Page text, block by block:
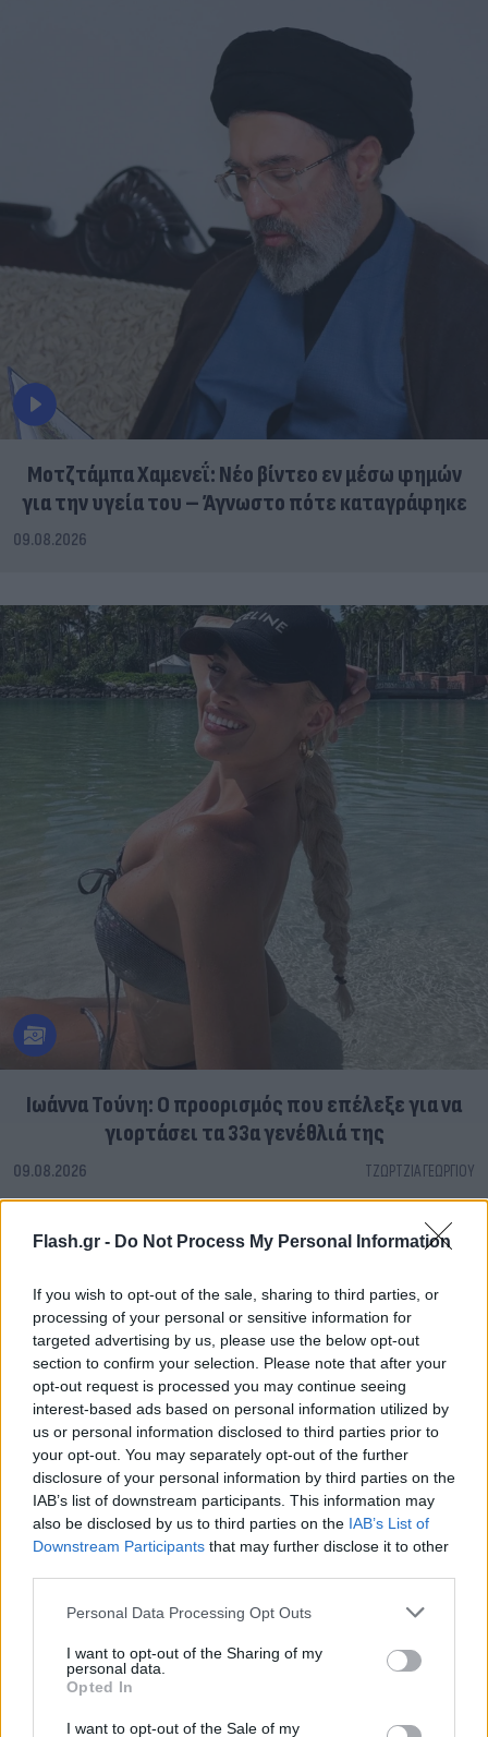
Flash.gr - Do Not Process My Personal Information
If you wish to opt-out of the sale, sharing to third parties, or
processing of your personal or sensitive information for
targeted advertising by us, please use the below opt-out
section to confirm your selection. Please note that after your
opt-out request is processed you may continue seeing
interest-based ads based on personal information utilized by
us or personal information disclosed to third parties prior to
your opt-out. You may separately opt-out of the further
disclosure of your personal information by third parties on the
IAB’s list of downstream participants. This information may
also be disclosed by us to third parties on the IAB’s List of
Downstream Participants that may further disclose it to other
Please note that this website/app uses one or more Google
not limited to your visit or usage behaviour. You may click to
grant or deny consent to Google and its third-party tags to
use your data for below specified purposes in below Google
consent section.
Personal Data Processing Opt Outs
I want to opt-out of the Sharing of my
personal data.
Opted In
I want to opt-out of the Sale of my
Μοτζτάμπα Χαμενεΐ: Νέο βίντεο εν μέσω φημών
για την υγεία του – Άγνωστο πότε καταγράφηκε
09.08.2026
Ιωάννα Τούνη: Ο προορισμός που επέλεξε για να
γιορτάσει τα 33α γενέθλιά της
09.08.2026 ΤΖΏΡΤΖΙΑ ΓΕΩΡΓΊΟΥ